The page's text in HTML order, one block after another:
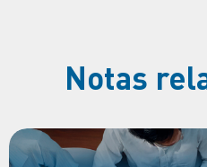
Notas